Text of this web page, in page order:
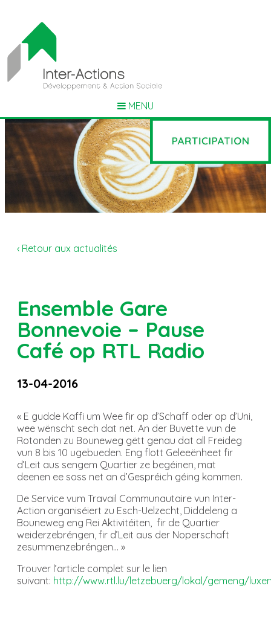
MENU
‹ Retour aux actualités
Ensemble Gare
Bonnevoie – Pause
Café op RTL Radio
13-04-2016
« E gudde Kaffi um Wee fir op d’Schaff oder op d’Uni,
wee wënscht sech dat net. An der Buvette vun de
Rotonden zu Bouneweg gëtt genau dat all Freideg
vun 8 bis 10 ugebueden. Eng flott Geleeënheet fir
d’Leit aus sengem Quartier ze begéinen, mat
deenen ee soss net an d’Gespréich géing kommen.
De Service vum Travail Communautaire vun Inter-
Action organiséiert zu Esch-Uelzecht, Diddeleng a
Bouneweg eng Rei Aktivitéiten, fir de Quartier
weiderzebréngen, fir d’Leit aus der Noperschaft
zesummenzebréngen… »
Trouver l’article complet sur le lien
suivant: http://www.rtl.lu/letzebuerg/lokal/gemeng/